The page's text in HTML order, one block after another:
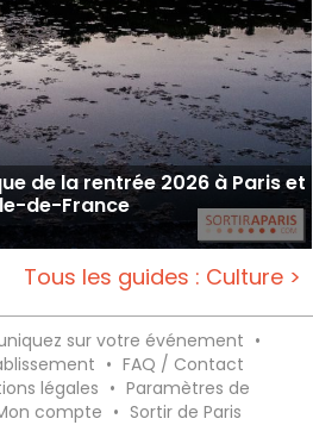
de la rentrée 2026 à Paris et
de-France
Tous les guides : Culture >
sur votre événement •
• FAQ / Contact
légales • Paramètres de
compte • Sortir de Paris